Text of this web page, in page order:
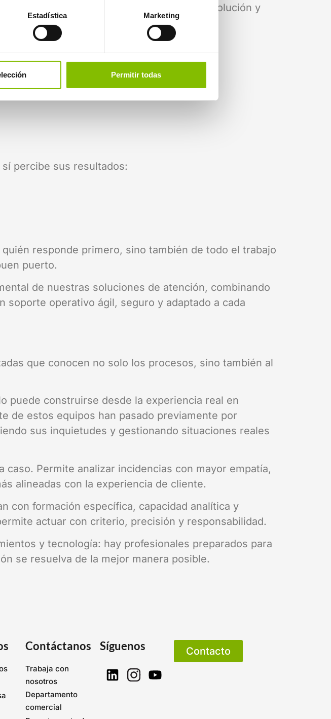
Estadística Marketing
Permitir todas
seguimiento de cada caso hasta su resolución y
misma información.
percibe sus resultados:
responde primero, sino también de todo el trabajo
puerto.
de nuestras soluciones de atención, combinando
operativo ágil, seguro y adaptado a cada
que conocen no solo los procesos, sino también al
puede construirse desde la experiencia real en
de estos equipos han pasado previamente por
sus inquietudes y gestionando situaciones reales
Permite analizar incidencias con mayor empatía,
alineadas con la experiencia de cliente.
con formación específica, capacidad analítica y
actuar con criterio, precisión y responsabilidad.
y tecnología: hay profesionales preparados para
se resuelva de la mejor manera posible.
Contáctanos
Trabaja con
nosotros
Departamento
comercial
Síguenos Contacto